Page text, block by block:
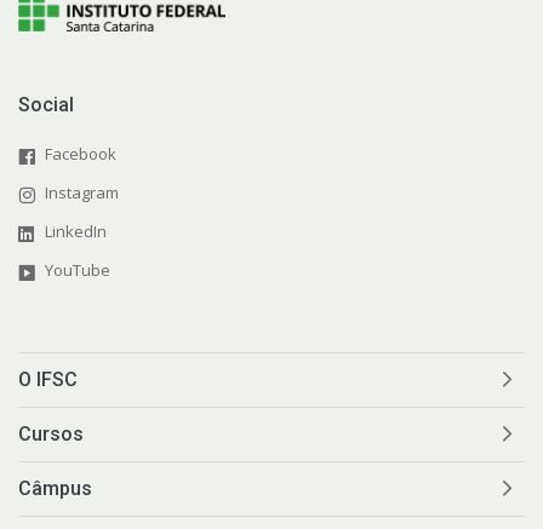
Social
Facebook
Instagram
LinkedIn
YouTube
O IFSC
Cursos
Câmpus